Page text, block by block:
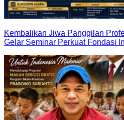
Kembalikan Jiwa Panggilan
Gelar Seminar Perkuat Fondasi